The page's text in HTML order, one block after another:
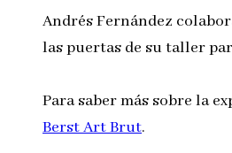
Andrés Fernández
las puertas de su taller
Para saber más sobre la
Berst Art Brut.